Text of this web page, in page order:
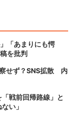
「あまりにも愕
を批判
せず？SNS拡散 内
戦前回帰路線」と
い」